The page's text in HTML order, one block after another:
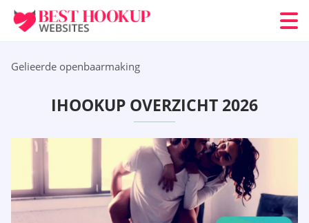
Gelieerde openbaarmaking
IHOOKUP OVERZICHT 2026